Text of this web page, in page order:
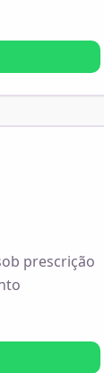
prescrição